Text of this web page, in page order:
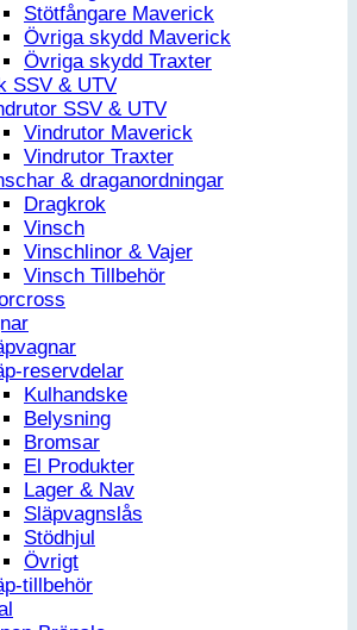
Stötfångare Maverick
Övriga skydd Maverick
Övriga skydd Traxter
SSV & UTV
SSV & UTV
Vindrutor Maverick
Vindrutor Traxter
& draganordningar
Dragkrok
Vinsch
Vinschlinor & Vajer
Vinsch Tillbehör
reservdelar
Kulhandske
Belysning
Bromsar
El Produkter
Lager & Nav
Släpvagnslås
Stödhjul
Övrigt
tillbehör